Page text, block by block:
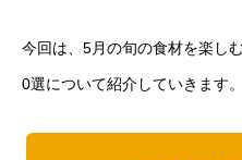
今回は、5月の旬の食材を楽し
0選について紹介していきます。